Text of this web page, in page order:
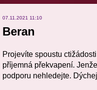
07.11.2021 11:10
Beran
Projevíte spoustu
příjemná překvapení.
podporu nehledejte.